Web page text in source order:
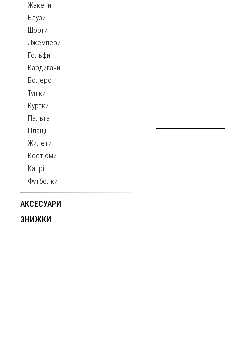
Жакети
Блузи
Шорти
Джемпери
Гольфи
Кардигани
Болеро
Туніки
Куртки
Пальта
Плащі
Жилети
Костюми
Капрі
Футболки
АКСЕСУАРИ
ЗНИЖКИ